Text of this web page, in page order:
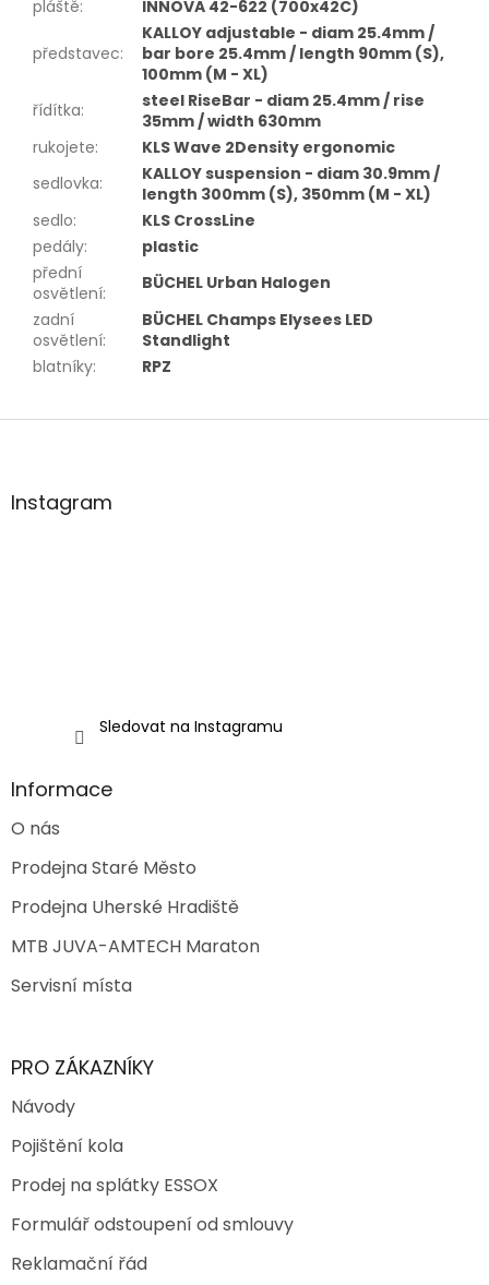
pláště: INNOVA 42-622 (700x42C)
představec:
KALLOY adjustable - diam 25.4mm /
bar bore 25.4mm / length 90mm (S),
100mm (M - XL)
řídítka:
steel RiseBar - diam 25.4mm / rise
35mm / width 630mm
rukojete:
KLS Wave 2Density ergonomic
sedlovka:
KALLOY suspension - diam 30.9mm /
length 300mm (S), 350mm (M - XL)
sedlo:
KLS CrossLine
pedály:
plastic
přední
osvětlení:
BÜCHEL Urban Halogen
zadní
osvětlení:
BÜCHEL Champs Elysees LED
Standlight
blatníky: RPZ
Z
aInstagram
Sledovat na Instagramu
Informace
O nás
Prodejna Staré Město
Prodejna Uherské Hradiště
MTB JUVA-AMTECH Maraton
Servisní místa
PRO ZÁKAZNÍKY
Návody
Pojištění kola
Prodej na splátky ESSOX
Formulář odstoupení od smlouvy
Reklamační řád